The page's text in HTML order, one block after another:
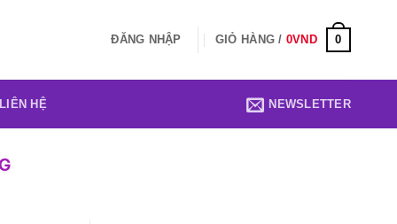
ĐĂNG NHẬP GIỎ HÀNG / 0VND 0
LIÊN HỆ NEWSLETTER